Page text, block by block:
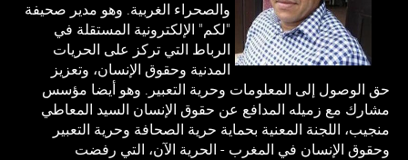
والصحراء الغربية. وهو مدير صحيفة
"لكم" الإلكترونية المستقلة في
الرباط التي تركز على الحريات
المدنية وحقوق الإنسان، وتعزيز
حق الوصول إلى المعلومات وحرية التعبير. وهو أيضا مؤسس
مشارك مع زميله المدافع عن حقوق الإنسان السيد المعاطي
منجيب، اللجنة المعنية بحماية حرية الصحافة وحرية التعبير
وحقوق الإنسان في المغرب - الحرية الآن، التي رفضت